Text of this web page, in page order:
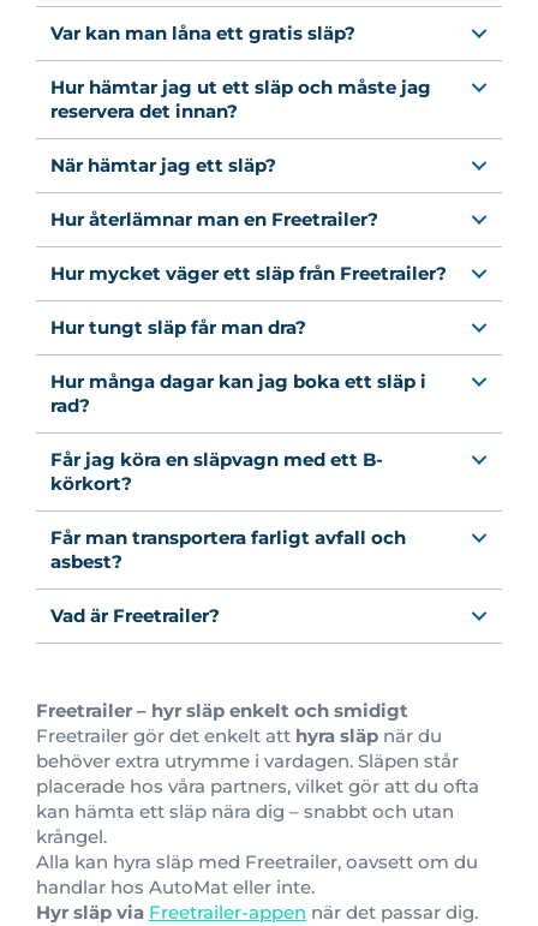
Var kan man låna ett gratis släp?
Hur hämtar jag ut ett släp och måste jag
reservera det innan?
När hämtar jag ett släp?
Hur återlämnar man en Freetrailer?
Hur mycket väger ett släp från Freetrailer?
Hur tungt släp får man dra?
Hur många dagar kan jag boka ett släp i
rad?
Får jag köra en släpvagn med ett B-
körkort?
Får man transportera farligt avfall och
asbest?
Vad är Freetrailer?
Freetrailer – hyr släp enkelt och smidigt
Freetrailer gör det enkelt att hyra släp när du
behöver extra utrymme i vardagen. Släpen står
placerade hos våra partners, vilket gör att du ofta
kan hämta ett släp nära dig – snabbt och utan
krångel.
Alla kan hyra släp med Freetrailer, oavsett om du
handlar hos AutoMat eller inte.
Hyr släp via Freetrailer-appen när det passar dig.